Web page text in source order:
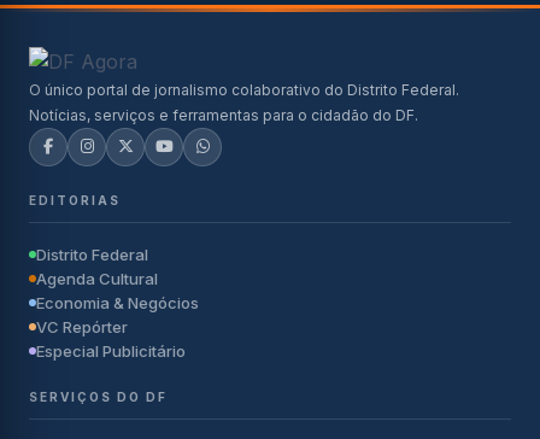
O único portal de jornalismo colaborativo do Distrito Federal.
Notícias, serviços e ferramentas para o cidadão do DF.
EDITORIAS
Distrito Federal
Agenda Cultural
Economia & Negócios
VC Repórter
Especial Publicitário
SERVIÇOS DO DF